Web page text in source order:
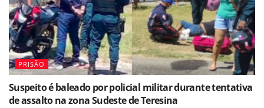
PRISÃO
Suspeito é baleado por policial militar durante tentativa
de assalto na zona Sudeste de Teresina